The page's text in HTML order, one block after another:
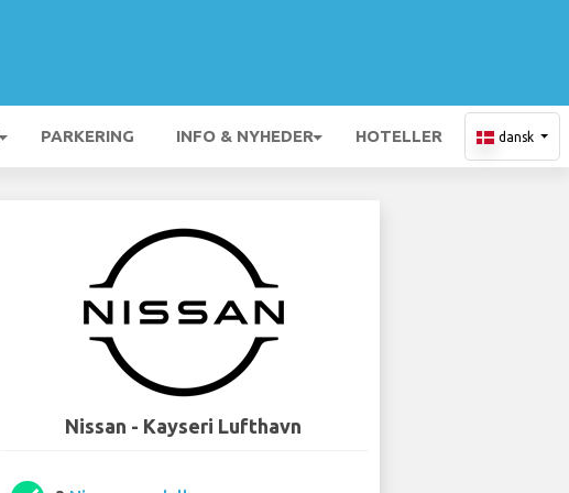
PARKERING INFO & NYHEDER HOTELLER dansk
Nissan - Kayseri Lufthavn